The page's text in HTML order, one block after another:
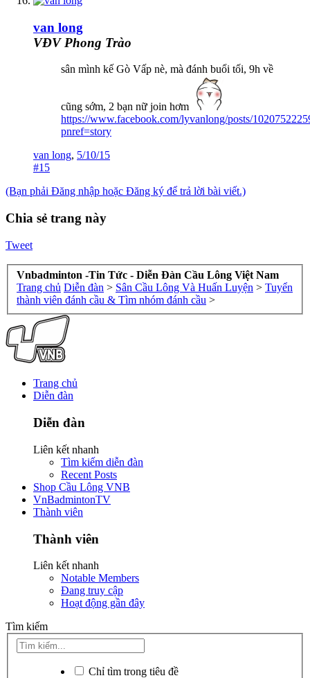
van long
VĐV Phong Trào
sân mình kế Gò Vấp nè, mà đánh buổi tối, 9h về
cũng sớm, 2 bạn nữ join hơm
https://www.facebook.com/lyvanlong/posts/
pnref=story
van long, 5/10/15
#15
(Bạn phải Đăng nhập hoặc Đăng ký để trả lời bài viết.)
Chia sẻ trang này
Tweet
Vnbadminton -Tin Tức - Diễn Đàn Cầu Lông Việt Nam
Trang chủ Diễn đàn > Sân Cầu Lông Và Huấn Luyện > Tuyển
thành viên đánh cầu & Tìm nhóm đánh cầu >
Trang chủ
Diễn đàn
Diễn đàn
Liên kết nhanh
Tìm kiếm diễn đàn
Recent Posts
Shop Cầu Lông VNB
VnBadmintonTV
Thành viên
Thành viên
Liên kết nhanh
Notable Members
Đang truy cập
Hoạt động gần đây
Tìm kiếm
Chỉ tìm trong tiêu đề